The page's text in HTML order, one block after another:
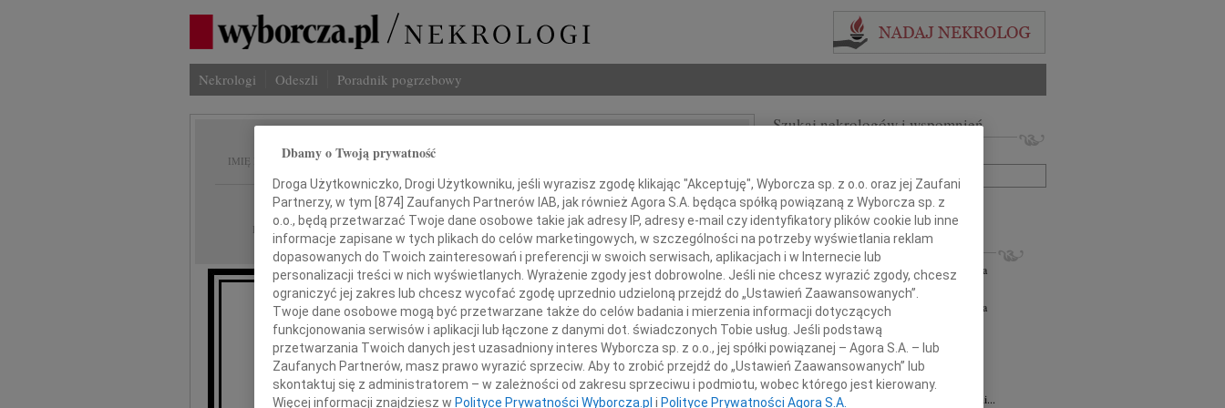
Nekrologi Odeszli Poradnik pogrzebowy
IMIĘ I NAZWISKO: Iwona Fijak
REGION: Częstochowa
DATA EMISJI: 22.01.2021
Z głębokim żalem i smutkiem żegnamy
dr Iwonę Fijak
Szukaj nekrologów i wspomnień
+ szukanie zaawansowane
INNE NEKROLOGI
Grzegorz Lipowski06.08.2026Częstochowa
Z żalem przyjęliśmy wiadomość o śmierci...
Grzegorz Lipowski 05.08.2026
Częstochowa
Z żalem przyjęliśmy wiadomość o śmierci...
22.06.2026Częstochowa
Wyrazy głębokiego współczucia oraz...
15.06.2026Częstochowa
Pani Joannie Jędrzejowskiej-Prokop radczyni...
Dbamy o Twoją prywatność
Droga Użytkowniczko, Drogi Użytkowniku, jeśli wyrazisz zgodę klikając "Akceptuję", Wyborcza sp. z o.o. oraz jej Zaufani
Partnerzy, w tym [ 874 ] Zaufanych Partnerów IAB, jak również Agora S.A. będąca spółką powiązaną z Wyborcza sp. z
o.o., będą przetwarzać Twoje dane osobowe takie jak adresy IP, adresy e-mail czy identyfikatory plików cookie lub inne
informacje zapisane w tych plikach do celów marketingowych, w szczególności na potrzeby wyświetlania reklam
dopasowanych do Twoich zainteresowań i preferencji w swoich serwisach, aplikacjach i w Internecie lub
personalizacji treści w nich wyświetlanych. Wyrażenie zgody jest dobrowolne. Jeśli nie chcesz wyrazić zgody, chcesz
ograniczyć jej zakres lub chcesz wycofać zgodę uprzednio udzieloną przejdź do „Ustawień Zaawansowanych”.
Twoje dane osobowe mogą być przetwarzane także do celów badania i mierzenia informacji dotyczących
funkcjonowania serwisów i aplikacji lub łączone z danymi dot. świadczonych Tobie usług. Jeśli podstawą
przetwarzania Twoich danych jest uzasadniony interes Wyborcza sp. z o.o., jej spółki powiązanej – Agora S.A. – lub
Zaufanych Partnerów, masz prawo wyrazić sprzeciw. Aby to zrobić przejdź do „Ustawień Zaawansowanych” lub
skontaktuj się z administratorem – w zależności od zakresu sprzeciwu i podmiotu, wobec którego jest kierowany.
Więcej informacji znajdziesz w Polityce Prywatności Wyborcza.pl i Polityce Prywatności Agora S.A.